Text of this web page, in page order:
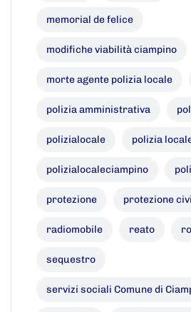
memorial de felice
modifiche viabilità ciampino
morte agente polizia locale
polizia amministrativa
polizialocale polizia
polizialocaleciampino
protezione protezione
radiomobile reato
sequestro
servizi sociali Comune di